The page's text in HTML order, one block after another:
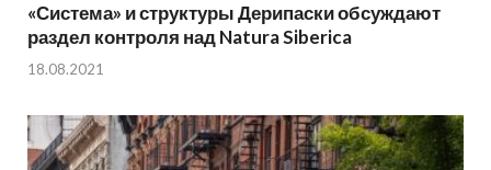
«Система» и структуры Дерипаски обсуждают
раздел контроля над Natura Siberica
18.08.2021